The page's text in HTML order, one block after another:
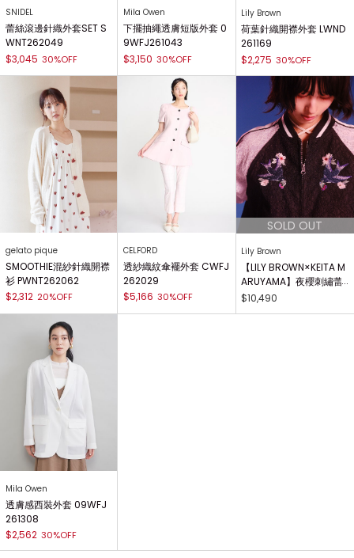
SNIDEL
蕾絲滾邊針織外套SET S
WNT262049
$3,045 30%OFF
Mila Owen
下擺抽繩透膚短版外套 0
9WFJ261043
$3,150 30%OFF
Lily Brown
荷葉針織開襟外套 LWND
261169
$2,275 30%OFF
gelato pique
SMOOTHIE混紗針織開襟
衫 PWNT262062
$2,312 20%OFF
CELFORD
透紗織紋傘襬外套 CWFJ
262029
$5,166 30%OFF
Lily Brown
【LILY BROWN×KEITA M
ARUYAMA】夜櫻刺繡蕾
絲飛行外套 LWFJ261176
$10,490
Mila Owen
透膚感西裝外套 09WFJ
261308
$2,562 30%OFF